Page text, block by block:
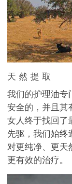
天然提取
我们的护理油专
安全的，并且其
女人终于找回了
先驱，我们始终
对更纯净、更天
更有效的治疗。